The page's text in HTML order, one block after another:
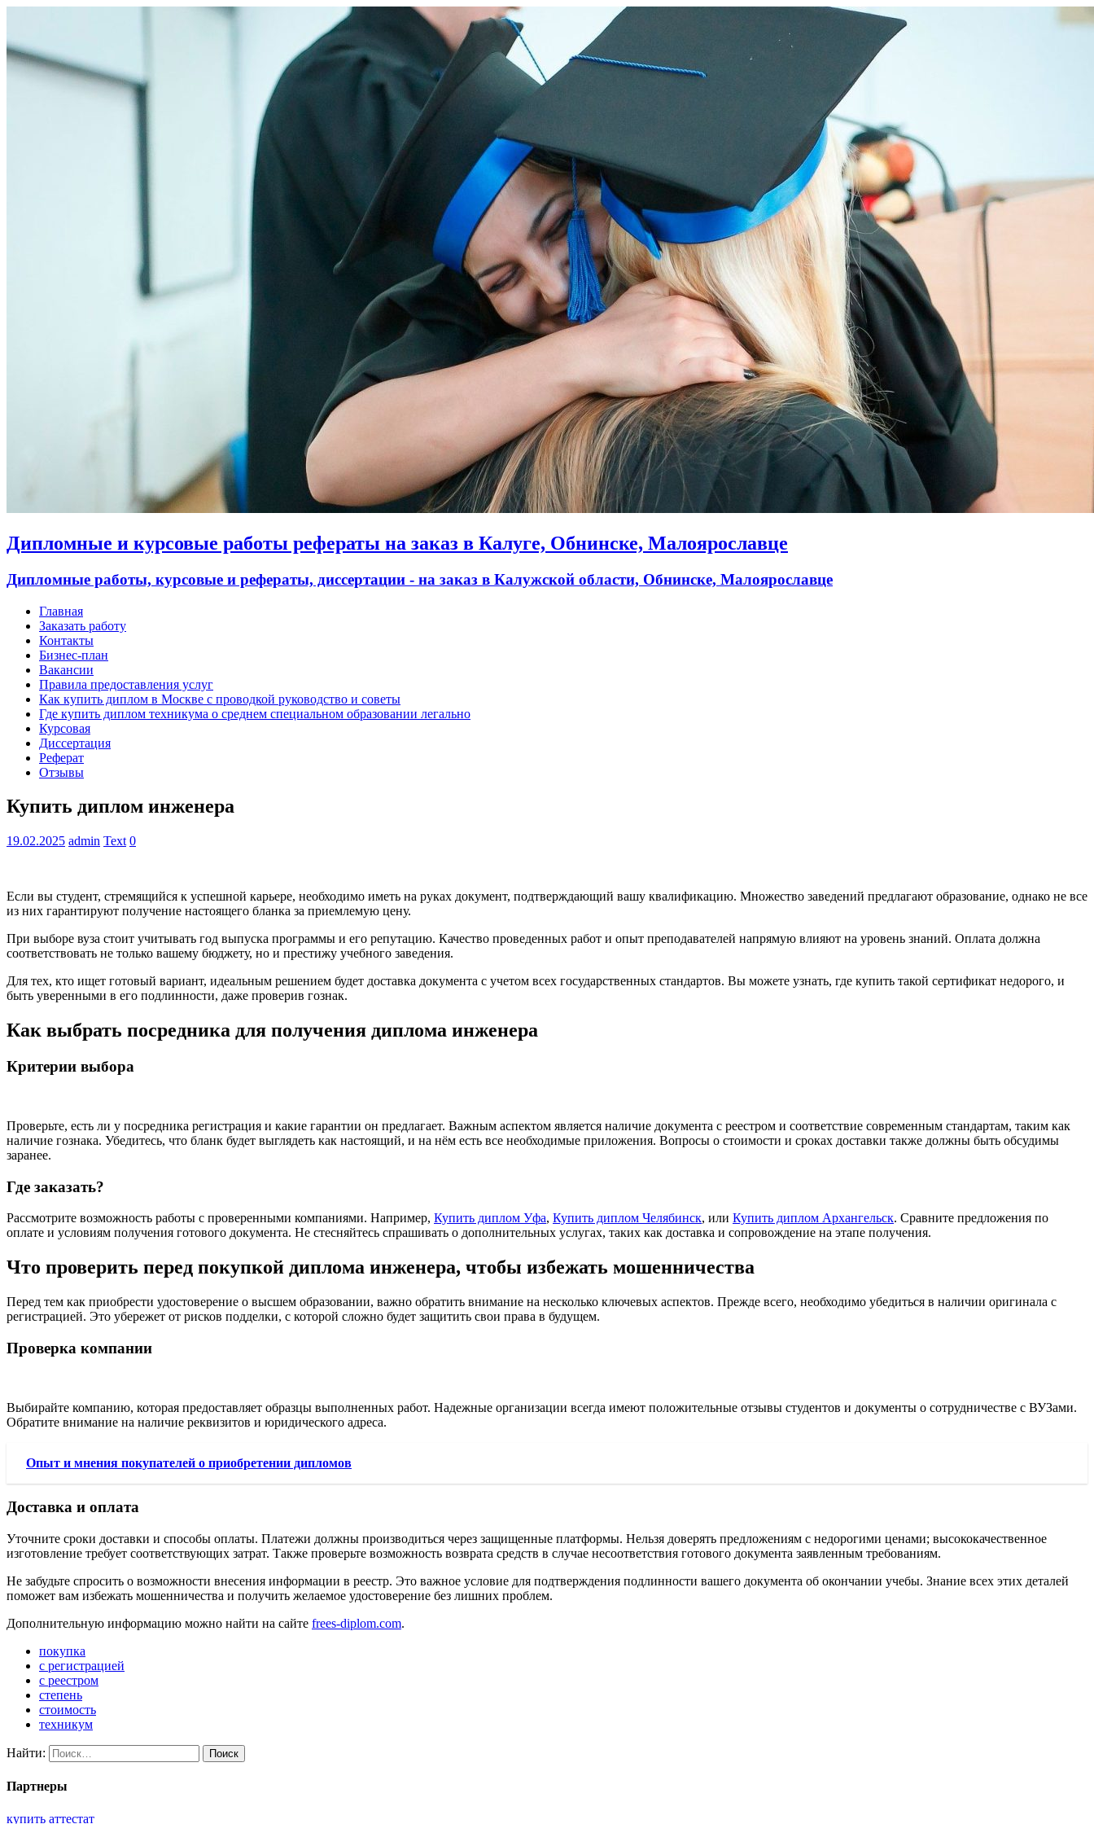
Дипломные и курсовые работы рефераты на заказ в Калуге, Обнинске, Малоярославце
Дипломные работы, курсовые и рефераты, диссертации - на заказ в Калужской области, Обнинске, Малоярославце
Главная
Заказать работу
Контакты
Бизнес-план
Вакансии
Правила предоставления услуг
Как купить диплом в Москве с проводкой руководство и советы
Где купить диплом техникума о среднем специальном образовании легально
Курсовая
Диссертация
Реферат
Отзывы
Купить диплом инженера
19.02.2025 admin Text 0
Если вы студент, стремящийся к успешной карьере, необходимо иметь на руках документ, подтверждающий вашу квалификацию. Множество заведений предлагают образование, однако не все
из них гарантируют получение настоящего бланка за приемлемую цену.
При выборе вуза стоит учитывать год выпуска программы и его репутацию. Качество проведенных работ и опыт преподавателей напрямую влияют на уровень знаний. Оплата должна
соответствовать не только вашему бюджету, но и престижу учебного заведения.
Для тех, кто ищет готовый вариант, идеальным решением будет доставка документа с учетом всех государственных стандартов. Вы можете узнать, где купить такой сертификат недорого, и
быть уверенными в его подлинности, даже проверив гознак.
Как выбрать посредника для получения диплома инженера
Критерии выбора
Проверьте, есть ли у посредника регистрация и какие гарантии он предлагает. Важным аспектом является наличие документа с реестром и соответствие современным стандартам, таким как
наличие гознака. Убедитесь, что бланк будет выглядеть как настоящий, и на нём есть все необходимые приложения. Вопросы о стоимости и сроках доставки также должны быть обсудимы
заранее.
Где заказать?
Рассмотрите возможность работы с проверенными компаниями. Например, Купить диплом Уфа, Купить диплом Челябинск, или Купить диплом Архангельск. Сравните предложения по
оплате и условиям получения готового документа. Не стесняйтесь спрашивать о дополнительных услугах, таких как доставка и сопровождение на этапе получения.
Что проверить перед покупкой диплома инженера, чтобы избежать мошенничества
Перед тем как приобрести удостоверение о высшем образовании, важно обратить внимание на несколько ключевых аспектов. Прежде всего, необходимо убедиться в наличии оригинала с
регистрацией. Это убережет от рисков подделки, с которой сложно будет защитить свои права в будущем.
Проверка компании
Выбирайте компанию, которая предоставляет образцы выполненных работ. Надежные организации всегда имеют положительные отзывы студентов и документы о сотрудничестве с ВУЗами.
Обратите внимание на наличие реквизитов и юридического адреса.
Опыт и мнения покупателей о приобретении дипломов
Доставка и оплата
Уточните сроки доставки и способы оплаты. Платежи должны производиться через защищенные платформы. Нельзя доверять предложениям с недорогими ценами; высококачественное
изготовление требует соответствующих затрат. Также проверьте возможность возврата средств в случае несоответствия готового документа заявленным требованиям.
Не забудьте спросить о возможности внесения информации в реестр. Это важное условие для подтверждения подлинности вашего документа об окончании учебы. Знание всех этих деталей
поможет вам избежать мошенничества и получить желаемое удостоверение без лишних проблем.
Дополнительную информацию можно найти на сайте frees-diplom.com.
покупка
с регистрацией
с реестром
степень
стоимость
техникум
Найти:
Партнеры
купить аттестат